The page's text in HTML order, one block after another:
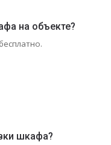
на объекте?
шкафа?